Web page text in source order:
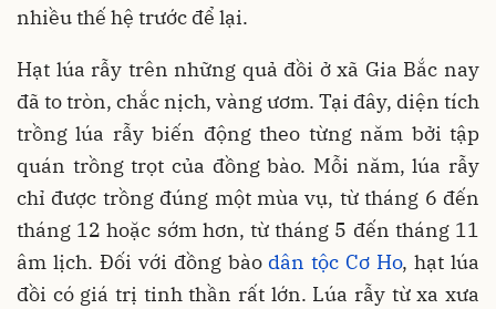
nhiều thế hệ trước để lại.
Hạt lúa rẫy trên những quả đồi ở xã Gia Bắc nay
đã to tròn, chắc nịch, vàng ươm. Tại đây, diện tích
trồng lúa rẫy biến động theo từng năm bởi tập
quán trồng trọt của đồng bào. Mỗi năm, lúa rẫy
chỉ được trồng đúng một mùa vụ, từ tháng 6 đến
tháng 12 hoặc sớm hơn, từ tháng 5 đến tháng 11
âm lịch. Đối với đồng bào dân tộc Cơ Ho, hạt lúa
đồi có giá trị tinh thần rất lớn. Lúa rẫy từ xa xưa